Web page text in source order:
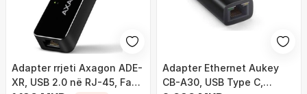
Adapter rrjeti Axagon ADE-
XR, USB 2.0 në RJ-45, Fast
Adapter Ethernet Aukey
CB-A30, USB Type C,